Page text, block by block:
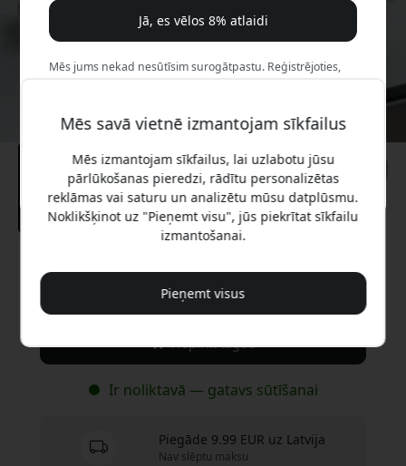
49.99 EUR
Ir noliktavā — gatavs sūtīšanai
Piegāde 9.99 EUR uz Latvija
Nav slēptu maksu
Mēs savā vietnē izmantojam sīkfailus
Mēs izmantojam sīkfailus, lai uzlabotu jūsu
pārlūkošanas pieredzi, rādītu personalizētas
reklāmas vai saturu un analizētu mūsu datplūsmu.
Noklikšķinot uz "Pieņemt visu", jūs piekrītat sīkfailu
izmantošanai.
Pieņemt visus
Jā, es vēlos 8% atlaidi
Mēs jums nekad nesūtīsim surogātpastu. Reģistrējoties,